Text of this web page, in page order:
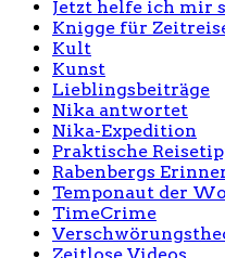
Jetzt helfe ich mir
Knigge für
Kult
Kunst
Lieblingsbeiträge
Nika antwortet
Nika-Expedition
Praktische
Rabenbergs
Temponaut der
TimeCrime